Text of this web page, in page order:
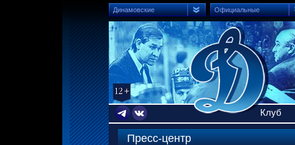
Динамовские Официальные
Клуб
Пресс-центр